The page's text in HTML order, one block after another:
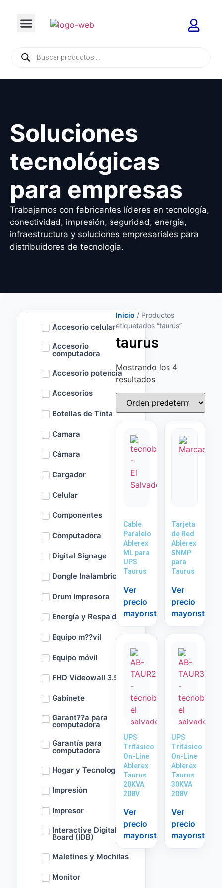
Soluciones
tecnológicas
para empresas
Trabajamos con fabricantes líderes en tecnología,
conectividad, impresión, seguridad, energía,
infraestructura y soluciones empresariales para
distribuidores de tecnología.
Accesorio celular
Accesorio
computadora
Accesorio potencia
Accesorios
Botellas de Tinta
Camara
Cámara
Cargador
Celular
Componentes
Computadora
Digital Signage
Dongle Inalambrico
Drum Impresora
Energía y Respaldo
Equipo m??vil
Equipo móvil
FHD Videowall 3.5m
Gabinete
Garant??a para
computadora
Garantía para
computadora
Hogar y Tecnología
Impresión
Impresor
Interactive Digital
Board (IDB)
Maletines y Mochilas
Monitor
Inicio / Productos
etiquetados “taurus”
taurus
Mostrando los 4
resultados
Cable
Paralelo
Ablerex
ML para
UPS
Taurus
Ver
precio
mayorista
Tarjeta
de Red
Ablerex
SNMP
para
Taurus
Ver
precio
mayorista
UPS
Trifásico
On-Line
Ablerex
Taurus
20KVA
208V
Ver
precio
mayorista
UPS
Trifásico
On-Line
Ablerex
Taurus
30KVA
208V
Ver
precio
mayorista